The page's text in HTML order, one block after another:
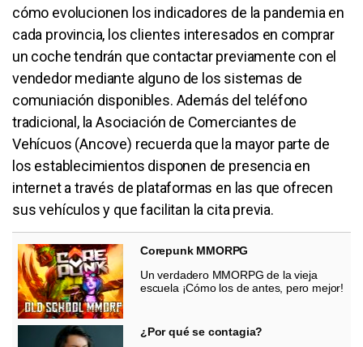
cómo evolucionen los indicadores de la pandemia en
cada provincia, los clientes interesados en comprar
un coche tendrán que contactar previamente con el
vendedor mediante alguno de los sistemas de
comuniación disponibles. Además del teléfono
tradicional, la Asociación de Comerciantes de
Vehícuos (Ancove) recuerda que la mayor parte de
los establecimientos disponen de presencia en
internet a través de plataformas en las que ofrecen
sus vehículos y que facilitan la cita previa.
Corepunk MMORPG
Un verdadero MMORPG de la vieja
escuela ¡Cómo los de antes, pero mejor!
¿Por qué se contagia?